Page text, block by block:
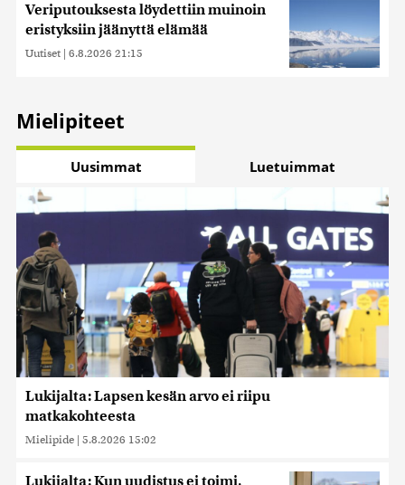
Veriputouksesta löydettiin muinoin
eristyksiin jäänyttä elämää
Uutiset | 6.8.2026 21:15
Mielipiteet
Uusimmat Luetuimmat
Lukijalta: Lapsen kesän arvo ei riipu
matkakohteesta
Mielipide | 5.8.2026 15:02